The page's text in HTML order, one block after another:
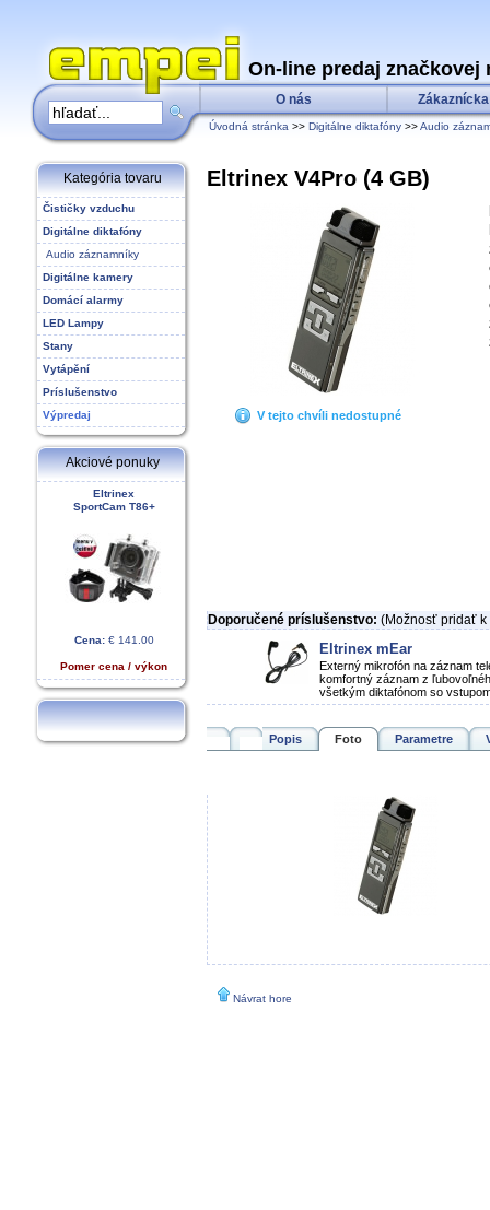
On-line predaj
O nás
Úvodná stránka >> Digitálne diktafóny >>Audio
Kategória tovaru
Čističky vzduchu
Digitálne diktafóny
Audio záznamníky
Digitálne kamery
Domácí alarmy
LED Lampy
Stany
Vytápění
Príslušenstvo
Výpredaj
Akciové ponuky
Eltrinex
SportCam T86+
Cena:€ 141.00
Pomer cena / výkon
Eltrinex V4Pro (4 GB)
V tejto chvíli nedostupné
Doporučené príslušenstvo: (Možnosť pridať k
Eltrinex mEar
Externý mikrofón na záznam
komfortný záznam z
všetkým diktafónom so
Popis Foto Parametre
Návrat hore